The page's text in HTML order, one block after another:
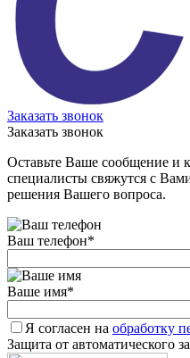
Заказать звонок
Заказать звонок
Оставьте Ваше сообщение и
специалисты свяжутся с
решения Вашего вопроса.
Ваш телефон*
Ваше имя*
Я согласен на обработку
Защита от автоматического